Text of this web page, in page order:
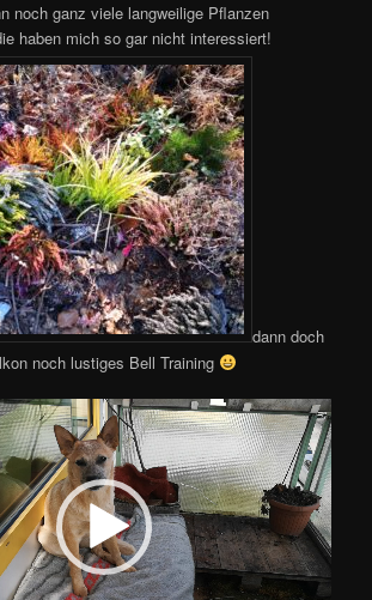
noch ganz viele langweilige Pflanzen
haben mich so gar nicht interessiert!
dann doch
noch lustiges Bell Training